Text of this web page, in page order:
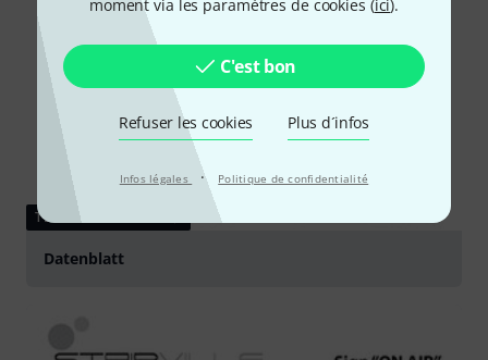
moment via les paramètres de cookies (ici).
C'est bon
Refuser les cookies Plus d´infos
Infos légales · Politique de confidentialité
TÉLÉCHARGEMENT
Datenblatt